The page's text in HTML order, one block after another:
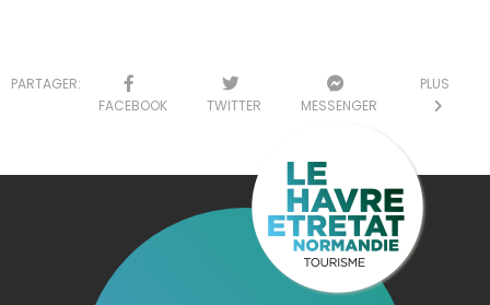
PARTAGER:
FACEBOOK
TWITTER MESSENGER
PLUS